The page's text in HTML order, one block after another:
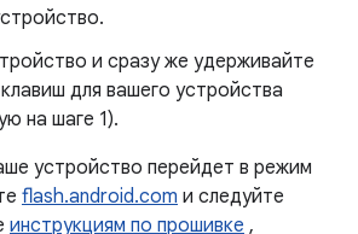
и сразу же удерживайте
для вашего устройства
на шаге 1).
устройство перейдет в режим
flash.android.com и следуйте
инструкциям по прошивке ,